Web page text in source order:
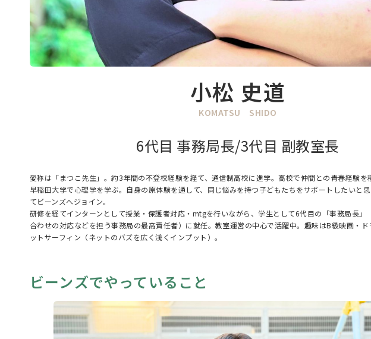
小松 史道
KOMATSU SHIDO
6代目 事務局長/3代目 副教室長
愛称は「まつこ先生」。約3年間の不登校経験を経て、通信制高校に進学。高校で仲間との青春経験を
早稲田大学で心理学を学ぶ。自身の原体験を通して、同じ悩みを持つ子どもたちをサポートしたいと
てビーンズへジョイン。
研修を経てインターンとして授業・保護者対応・mtgを行いながら、学生として6代目の「事務局長」
合わせの対応などを担う事務局の最高責任者）に就任。教室運営の中心で活躍中。趣味はB級映画・
ットサーフィン（ネットのバズを広く浅くインプット）。
ビーンズでやっていること